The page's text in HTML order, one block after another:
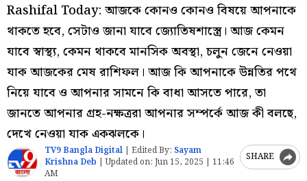
Rashifal Today: আজকে কোনও কোনও বিষয়ে আপনাকে
থাকতে হবে, সেটাও জানা যাবে জ্যোতিষশাস্ত্রে। আজ কেমন
যাবে স্বাস্থ্য, কেমন থাকবে মানসিক অবস্থা, চলুন জেনে নেওয়া
যাক আজকের মেষ রাশিফল। আজ কি আপনাকে উন্নতির পথে
নিয়ে যাবে ও আপনার সামনে কি বাধা আসতে পারে, তা
জানতে আপনার গ্রহ-নক্ষত্ররা আপনার সম্পর্কে আজ কী বলছে,
দেখে নেওয়া যাক একঝলকে।
TV9 Bangla Digital | Edited By: Sayam
Krishna Deb |Updated on: Jun 15, 2025 | 11:46
AM
SHARE